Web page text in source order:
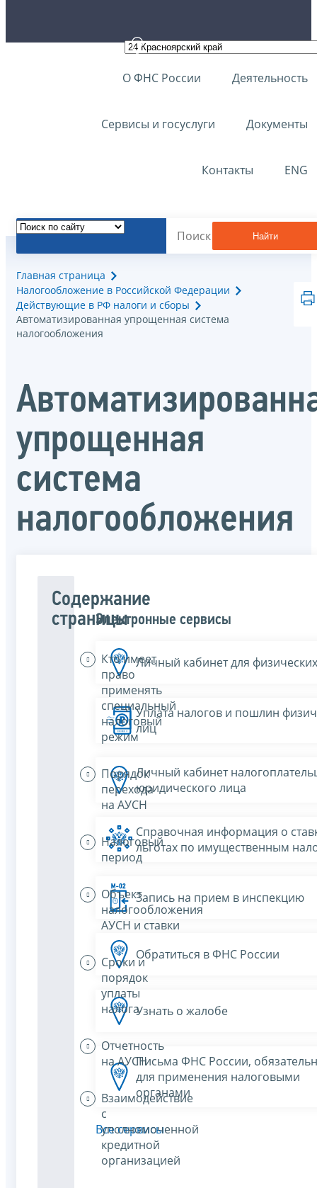
О ФНС России Деятельность
Сервисы и госуслуги Документы
Контакты ENG
Найти
Главная страница
Налогообложение в Российской Федерации
Действующие в РФ налоги и сборы
Автоматизированная упрощенная система
налогообложения
упрощенная
система
налогообложения
Содержание
страницы
Кто имеет
право
применять
специальный
налоговый
режим
Порядок
перехода
на АУСН
Налоговый
период
Объект
налогообложения
АУСН и ставки
Сроки и
порядок
уплаты
налога
Отчетность
на АУСН
Взаимодействие
с
уполномоченной
кредитной
организацией
Электронные сервисы
Личный кабинет для
Уплата налогов и пошлин
лиц
Личный кабинет
юридического лица
Справочная информация о
льготах по имущественным
Запись на прием в инспекцию
Обратиться в ФНС России
Узнать о жалобе
Письма ФНС России,
для применения налоговыми
органами
Все сервисы